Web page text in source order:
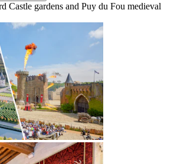
Castle gardens and Puy du Fou medieval